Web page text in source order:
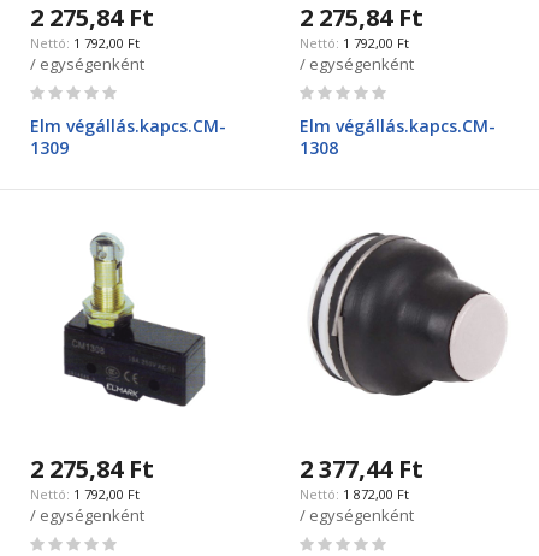
2 275,84 Ft
1 792,00 Ft
/ egységenként
Rating:
Elm végállás.kapcs.CM-
1309
2 275,84 Ft
1 792,00 Ft
/ egységenként
Rating:
Elm végállás.kapcs.CM-
1308
2 275,84 Ft
1 792,00 Ft
/ egységenként
Rating:
2 377,44 Ft
1 872,00 Ft
/ egységenként
Rating: